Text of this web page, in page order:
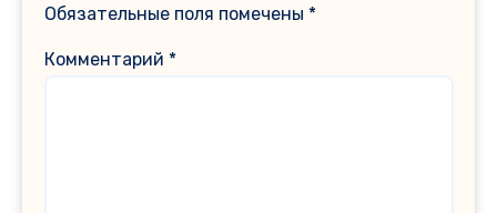
Обязательные поля помечены *
Комментарий *